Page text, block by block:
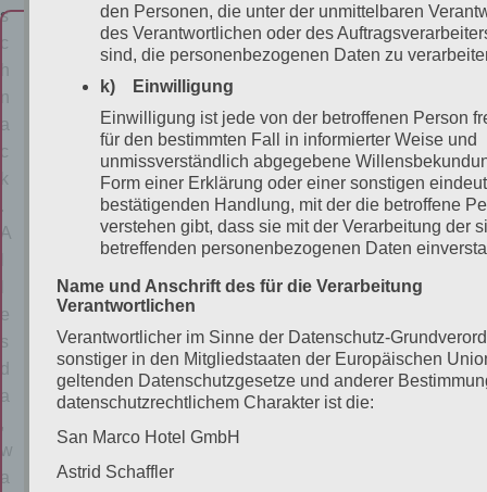
s
c
h
n
a
c
k
.
A
e
s
d
a
,
w
a
e
r
zi
m
m
r
r
den Personen, die unter der unmittelbaren
des Verantwortlichen oder des
sind, die personenbezogenen Daten zu
k) Einwilligung
Einwilligung ist jede von der betroffenen Person
für den bestimmten Fall in informierter Weise und
unmissverständlich abgegebene
Form einer Erklärung oder einer sonstigen
bestätigenden Handlung, mit der die betroffene
verstehen gibt, dass sie mit der Verarbeitung der
betreffenden personenbezogenen Daten
Name und Anschrift des für die Verarbeitung
Verantwortlichen
Verantwortlicher im Sinne der Datenschutz-
sonstiger in den Mitgliedstaaten der Europäischen
geltenden Datenschutzgesetze und anderer
datenschutzrechtlichem Charakter ist die:
San Marco Hotel GmbH
Astrid Schaffler